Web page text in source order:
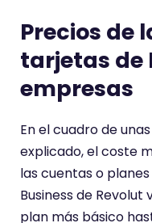
Precios de
tarjetas de
empresas
En el cuadro de
explicado, el coste
las cuentas o
Business de Revolut
plan más básico